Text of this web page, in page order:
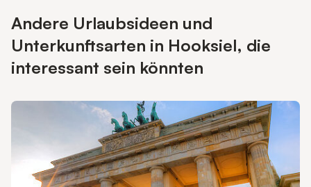
Andere Urlaubsideen und
Unterkunftsarten in Hooksiel, die
interessant sein könnten